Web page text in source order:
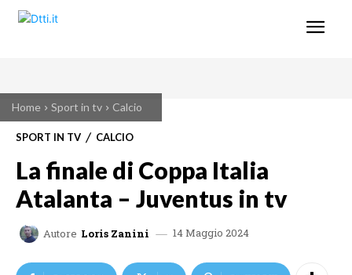
Home Sport in tv Calcio
SPORT IN TV CALCIO
La finale di Coppa Italia
Atalanta – Juventus in tv
Autore Loris Zanini 14 Maggio 2024